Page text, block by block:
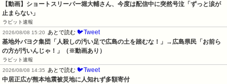
【動画】ショートスリーパー堀大輔さん、今度は配信中に突然号泣「ずっと涙が
止まらない」
ラビット速報
2026/08/08 15:20
あとで読む 🐦Tweet
基地外パヨク集団「人殺しの汚い足で広島の土を踏むな！」→広島県民「お前ら
の方が汚いんじゃ！」（※動画あり）
ラビット速報
2026/08/08 14:35
あとで読む 🐦Tweet
中居正広が熊本地震被災地に人知れず多額寄付